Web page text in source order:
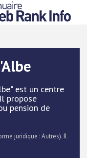
est un centre
propose
pension de
juridique : Autres). Il